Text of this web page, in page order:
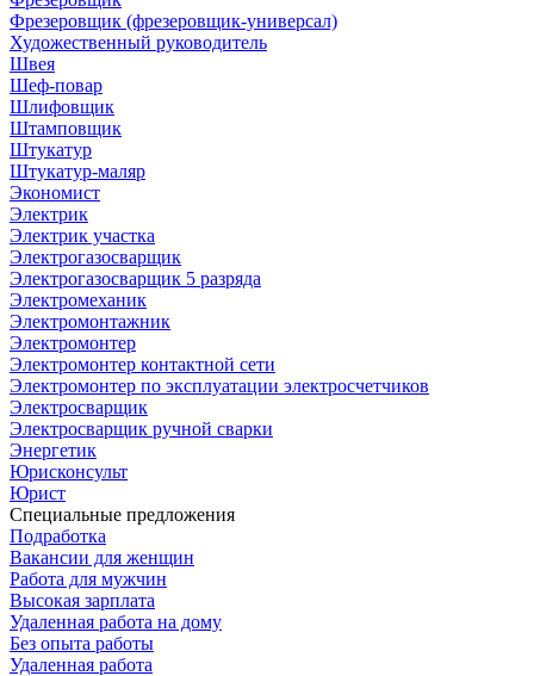
Фрезеровщик (фрезеровщик-универсал)
Художественный руководитель
Швея
Шеф-повар
Шлифовщик
Штамповщик
Штукатур
Штукатур-маляр
Экономист
Электрик
Электрик участка
Электрогазосварщик
Электрогазосварщик 5 разряда
Электромеханик
Электромонтажник
Электромонтер
Электромонтер контактной сети
Электромонтер по эксплуатации электросчетчиков
Электросварщик
Электросварщик ручной сварки
Энергетик
Юрисконсульт
Юрист
Специальные предложения
Подработка
Вакансии для женщин
Работа для мужчин
Высокая зарплата
Удаленная работа на дому
Без опыта работы
Удаленная работа